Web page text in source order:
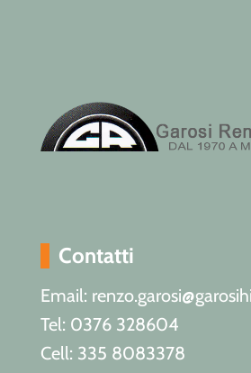
Contatti
Email:
Tel: 0376 328604
Cell: 335 8083378